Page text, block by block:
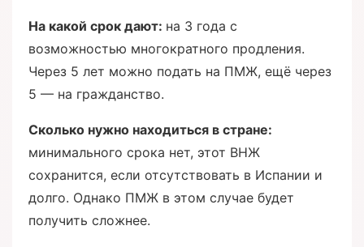
На какой срок дают: на 3 года с
возможностью многократного продления.
Через 5 лет можно подать на ПМЖ, ещё через
5 — на гражданство.
Сколько нужно находиться в стране:
минимального срока нет, этот ВНЖ
сохранится, если отсутствовать в Испании и
долго. Однако ПМЖ в этом случае будет
получить сложнее.